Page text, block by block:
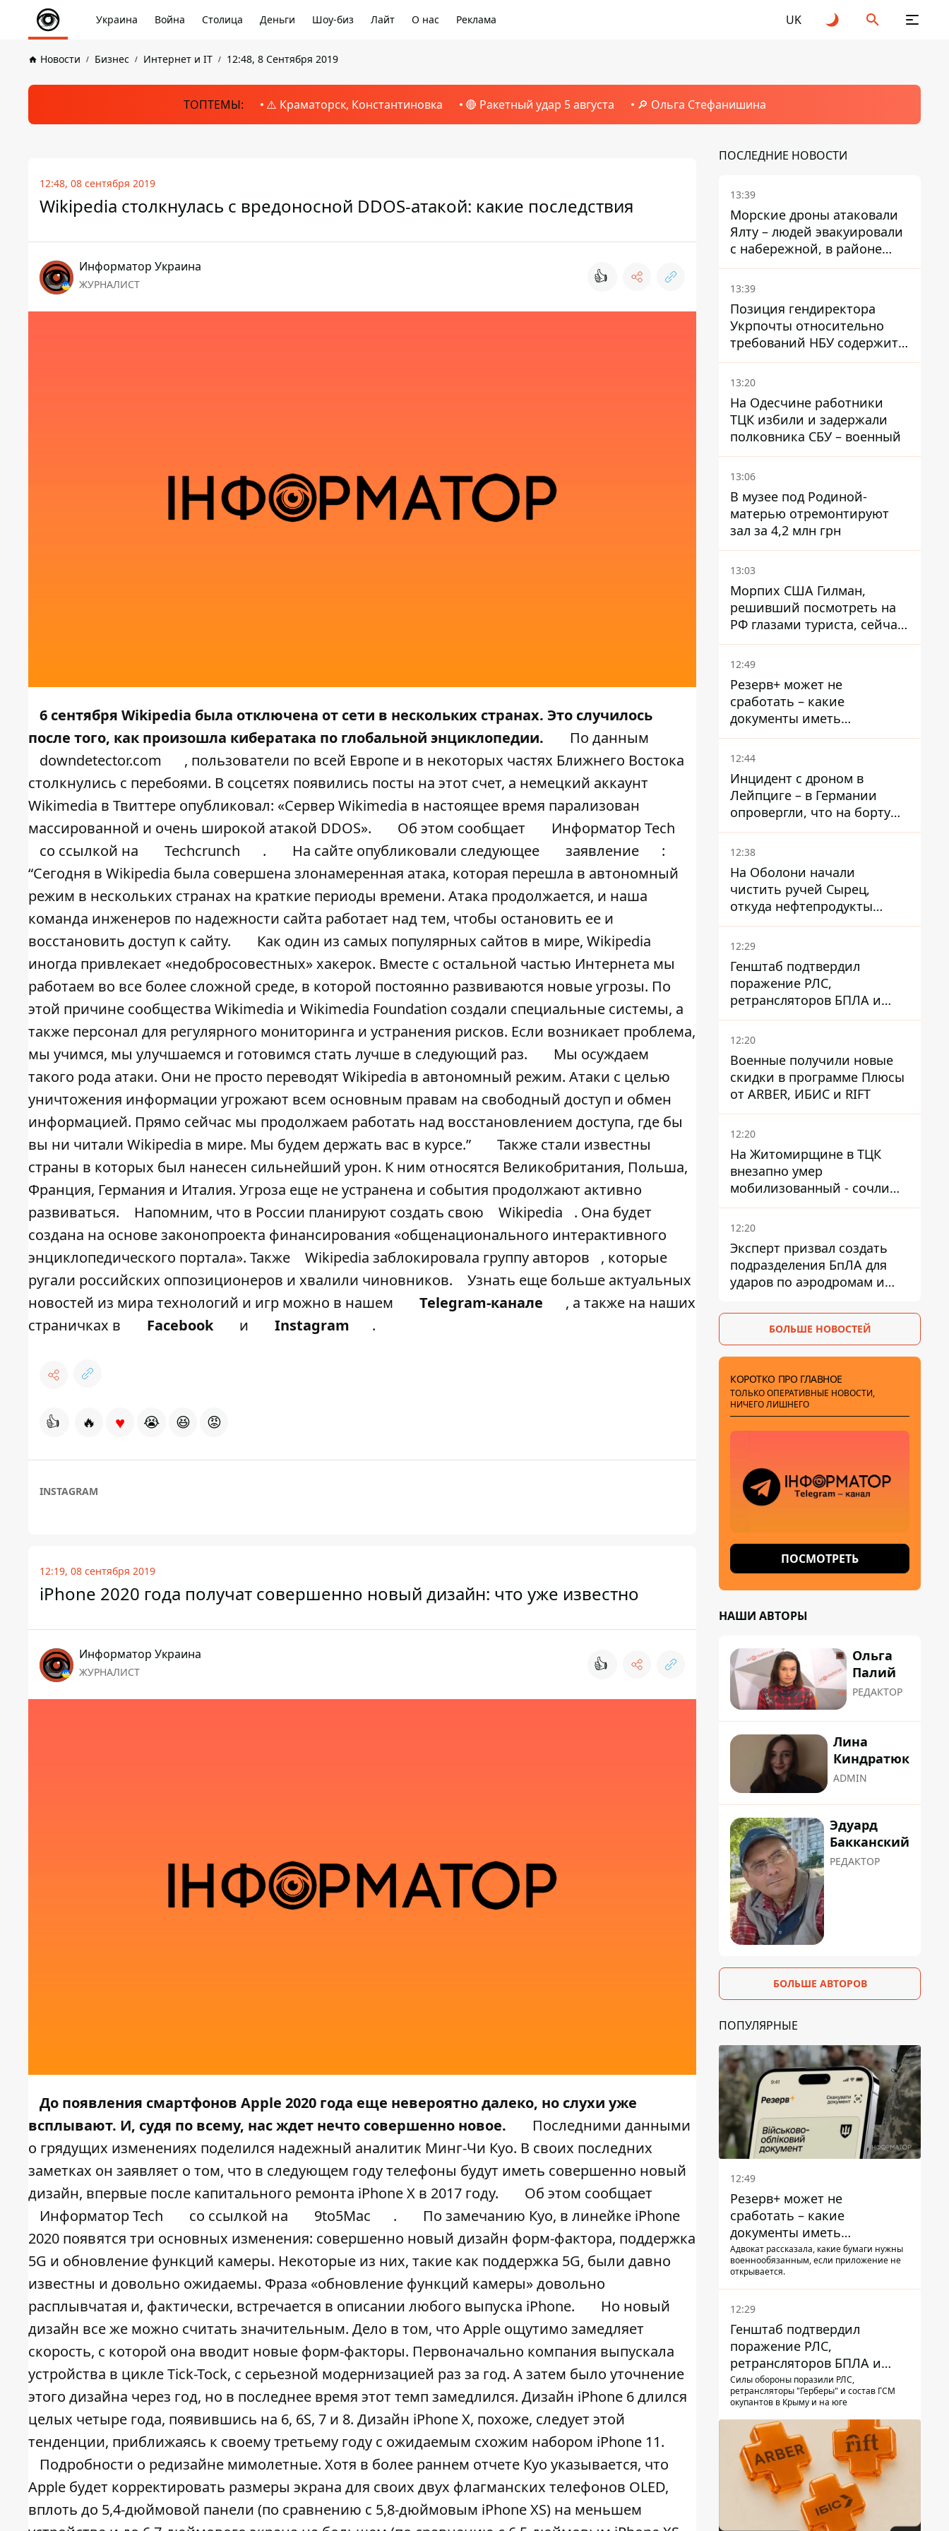
Украина Война Столица Деньги Шоу-биз Лайт О нас Реклама UK
Новости Бизнес Интернет и IT 12:48, 8 Сентября 2019
ТОПТЕМЫ: ⚠️ Краматорск, Константиновка 🔴 Ракетный удар 5 августа 🔎 Ольга Стефанишина
12:48, 08 сентября 2019
Wikipedia столкнулась с вредоносной DDOS-атакой: какие последствия
Информатор Украина
ЖУРНАЛИСТ 👍
6 сентября Wikipedia была отключена от сети в нескольких странах. Это случилось
после того, как произошла кибератака по глобальной энциклопедии.
По данным
downdetector.com
, пользователи по всей Европе и в некоторых частях Ближнего Востока
столкнулись с перебоями. В соцсетях появились посты на этот счет, а немецкий аккаунт
Wikimedia в Твиттере опубликовал: «Сервер Wikimedia в настоящее время парализован
массированной и очень широкой атакой DDOS».
Об этом сообщает
Информатор Tech
со ссылкой на
Techcrunch . На сайте опубликовали следующее заявление
:
“Сегодня в Wikipedia была совершена злонамеренная атака, которая перешла в автономный
режим в нескольких странах на краткие периоды времени. Атака продолжается, и наша
команда инженеров по надежности сайта работает над тем, чтобы остановить ее и
восстановить доступ к сайту.
Как один из самых популярных сайтов в мире, Wikipedia
иногда привлекает «недобросовестных» хакерок. Вместе с остальной частью Интернета мы
работаем во все более сложной среде, в которой постоянно развиваются новые угрозы. По
этой причине сообщества Wikimedia и Wikimedia Foundation создали специальные системы, а
также персонал для регулярного мониторинга и устранения рисков. Если возникает проблема,
мы учимся, мы улучшаемся и готовимся стать лучше в следующий раз.
Мы осуждаем
такого рода атаки. Они не просто переводят Wikipedia в автономный режим. Атаки с целью
уничтожения информации угрожают всем основным правам на свободный доступ и обмен
информацией. Прямо сейчас мы продолжаем работать над восстановлением доступа, где бы
вы ни читали Wikipedia в мире. Мы будем держать вас в курсе.”
Также стали известны
страны в которых был нанесен сильнейший урон. К ним относятся Великобритания, Польша,
Франция, Германия и Италия. Угроза еще не устранена и события продолжают активно
развиваться.
Напомним, что в России планируют создать свою Wikipedia
. Она будет
создана на основе законопроекта финансирования «общенационального интерактивного
энциклопедического портала». Также
Wikipedia заблокировала группу авторов
, которые
ругали российских оппозиционеров и хвалили чиновников.
Узнать еще больше актуальных
новостей из мира технологий и игр можно в нашем
Telegram-канале
, а также на наших
страничках в
Facebook и Instagram .
👍 🔥 ♥ 😭 😆 😡
INSTAGRAM
12:19, 08 сентября 2019
iPhone 2020 года получат совершенно новый дизайн: что уже известно
Информатор Украина
ЖУРНАЛИСТ 👍
До появления смартфонов Apple 2020 года еще невероятно далеко, но слухи уже
всплывают. И, судя по всему, нас ждет нечто совершенно новое.
Последними данными
о грядущих изменениях поделился надежный аналитик Минг-Чи Куо. В своих последних
заметках он заявляет о том, что в следующем году телефоны будут иметь совершенно новый
дизайн, впервые после капитального ремонта iPhone X в 2017 году.
Об этом сообщает
Информатор Tech
со ссылкой на 9to5Mac .
По замечанию Куо, в линейке iPhone
2020 появятся три основных изменения: совершенно новый дизайн форм-фактора, поддержка
5G и обновление функций камеры. Некоторые из них, такие как поддержка 5G, были давно
известны и довольно ожидаемы. Фраза «обновление функций камеры» довольно
расплывчатая и, фактически, встречается в описании любого выпуска iPhone.
Но новый
дизайн все же можно считать значительным. Дело в том, что Apple ощутимо замедляет
скорость, с которой она вводит новые форм-факторы. Первоначально компания выпускала
устройства в цикле Tick-Tock, с серьезной модернизацией раз за год. А затем было уточнение
этого дизайна через год, но в последнее время этот темп замедлился. Дизайн iPhone 6 длился
целых четыре года, появившись на 6, 6S, 7 и 8. Дизайн iPhone X, похоже, следует этой
тенденции, приближаясь к своему третьему году с ожидаемым схожим набором iPhone 11.
Подробности о редизайне мимолетные. Хотя в более раннем отчете Куо указывается, что
Apple будет корректировать размеры экрана для своих двух флагманских телефонов OLED,
вплоть до 5,4-дюймовой панели (по сравнению с 5,8-дюймовым iPhone XS) на меньшем
ПОСЛЕДНИЕ НОВОСТИ
13:39
Морские дроны атаковали
Ялту – людей эвакуировали
с набережной, в районе
порта сообщают о пожаре
13:39
Позиция гендиректора
Укрпочты относительно
требований НБУ содержит
серьезные нестыковки –
депутат Ольга Василевская-
13:20
На Одесчине работники
ТЦК избили и задержали
полковника СБУ – военный
13:06
В музее под Родиной-
матерью отремонтируют
зал за 4,2 млн грн
13:03
Морпих США Гилман,
решивший посмотреть на
РФ глазами туриста, сейчас
при смерти в тюрьме, где
его пытали и делали
12:49
Резерв+ может не
сработать – какие
документы иметь
мужчинам, чтобы не
попасть в ТЦК
12:44
Инцидент с дроном в
Лейпциге – в Германии
опровергли, что на борту
украинского самолета были
оружие и боеприпасы
12:38
На Оболони начали
чистить ручей Сырец,
откуда нефтепродукты
попадали в озера
12:29
Генштаб подтвердил
поражение РЛС,
ретрансляторов БПЛА и
других военных объектов
РФ в Крыму и на юге
12:20
Военные получили новые
скидки в программе Плюсы
от ARBER, ИБИС и RIFT
12:20
На Житомирщине в ТЦК
внезапно умер
мобилизованный - сочли
годным и сразу
остановилось сердце
12:20
Эксперт призвал создать
подразделения БпЛА для
ударов по аэродромам и
БОЛЬШЕ НОВОСТЕЙ
КОРОТКО ПРО ГЛАВНОЕ
ТОЛЬКО ОПЕРАТИВНЫЕ НОВОСТИ,
НИЧЕГО ЛИШНЕГО
ПОСМОТРЕТЬ
НАШИ АВТОРЫ
Ольга
Палий
РЕДАКТОР
Лина
Киндратюк
ADMIN
Эдуард
Бакканский
РЕДАКТОР
БОЛЬШЕ АВТОРОВ
ПОПУЛЯРНЫЕ
12:49
Резерв+ может не
сработать – какие
документы иметь
мужчинам, чтобы не
попасть в ТЦК
Адвокат рассказала, какие бумаги нужны
военнообязанным, если приложение не
открывается.
12:29
Генштаб подтвердил
поражение РЛС,
ретрансляторов БПЛА и
других военных объектов
РФ в Крыму и на юге
Силы обороны поразили РЛС,
ретрансляторы "Герберы" и состав ГСМ
окупантов в Крыму и на юге